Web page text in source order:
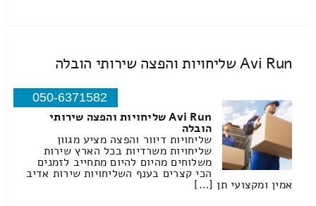
Avi Run שליחויות והפצה שירותי הובלה
050-6371582
Avi Run שליחויות והפצה שירותי
הובלה
שליחויות דיוור והפצה מציע מגוון
שליחויות משרדיות בכל הארץ שירות
משלוחים מהיום להיום מתחייב לזמנים
הכי קצרים בענף השליחויות שירות אדיב
אמין ומקצועי תן […]